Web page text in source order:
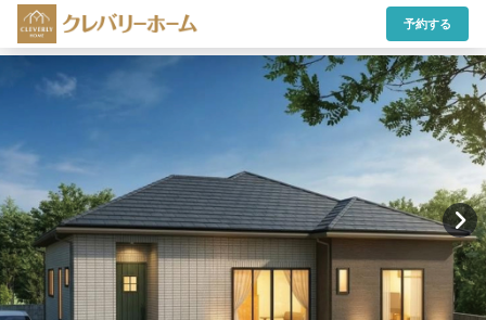
予約する